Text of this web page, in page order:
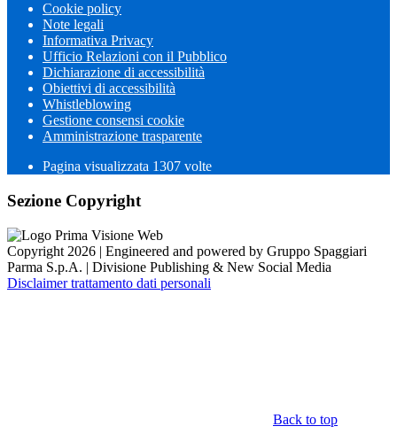
Cookie policy
Note legali
Informativa Privacy
Ufficio Relazioni con il Pubblico
Dichiarazione di accessibilità
Obiettivi di accessibilità
Whistleblowing
Gestione consensi cookie
Amministrazione trasparente
Pagina visualizzata 1307 volte
Sezione Copyright
Copyright 2026 | Engineered and powered by Gruppo Spaggiari
Parma S.p.A. | Divisione Publishing & New Social Media
Disclaimer trattamento dati personali
Back to top